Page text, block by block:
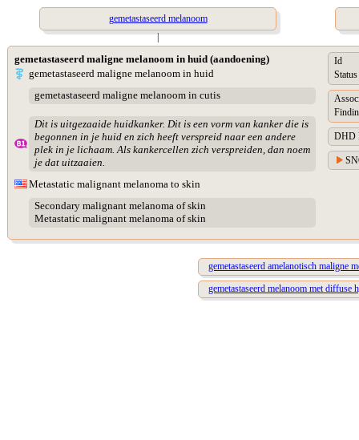
gemetastaseerd melanoom
|
gemetastaseerd maligne melanoom in huid (aandoening)
gemetastaseerd maligne melanoom in huid
gemetastaseerd maligne melanoom in cutis
Dit is uitgezaaide huidkanker. Dit is een vorm van kanker die is
begonnen in je huid en zich heeft verspreid naar een andere
plek in je lichaam. Als kankercellen zich verspreiden, dan noem
je dat uitzaaien.
Metastatic malignant melanoma to skin
Secondary malignant melanoma of skin
Metastatic malignant melanoma of skin
Id
Status
DHD
gemetastaseerd amelanotisch maligne
gemetastaseerd melanoom met diffuse